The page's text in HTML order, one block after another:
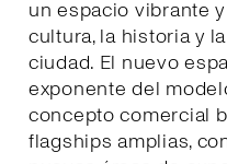
un espacio vibrante
cultura, la historia y
ciudad. El nuevo
exponente del
concepto comercial
flagships amplias,